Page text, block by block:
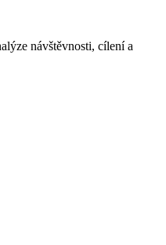
návštěvnosti, cílení a